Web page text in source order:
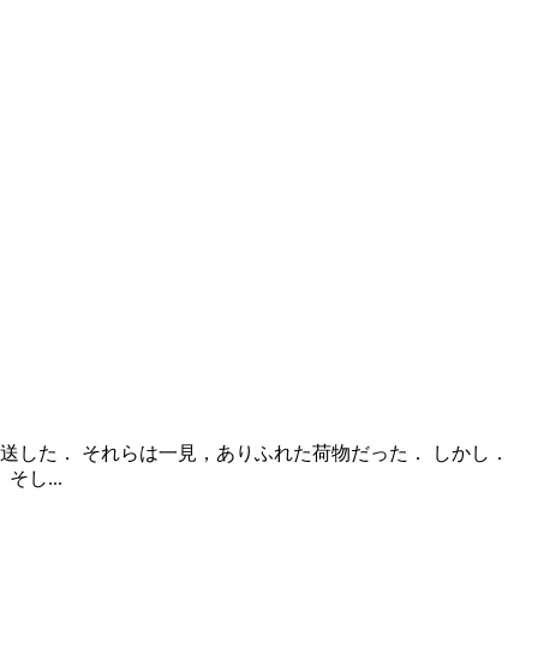
した． それらは一見，ありふれた荷物だった． しかし．
そし...